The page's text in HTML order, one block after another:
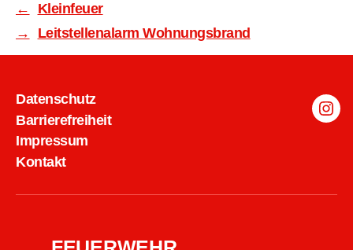
←
Kleinfeuer
→
Leitstellenalarm Wohnungsbrand
Datenschutz
Barrierefreiheit
Impressum
Kontakt